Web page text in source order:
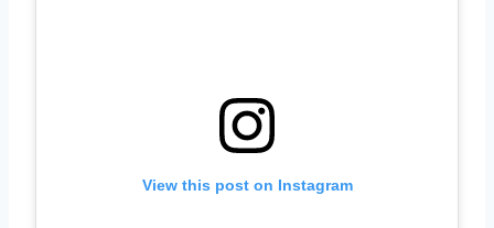
View this post on Instagram